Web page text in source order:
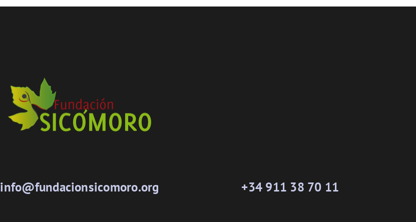
info@fundacionsicomoro.org +34 911 38 70 11